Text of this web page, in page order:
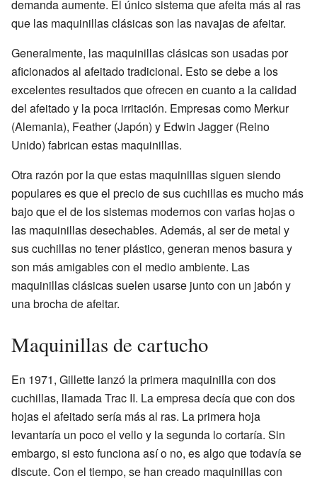
demanda aumente. El único sistema que afeita más al ras
que las maquinillas clásicas son las navajas de afeitar.
Generalmente, las maquinillas clásicas son usadas por
aficionados al afeitado tradicional. Esto se debe a los
excelentes resultados que ofrecen en cuanto a la calidad
del afeitado y la poca irritación. Empresas como Merkur
(Alemania), Feather (Japón) y Edwin Jagger (Reino
Unido) fabrican estas maquinillas.
Otra razón por la que estas maquinillas siguen siendo
populares es que el precio de sus cuchillas es mucho más
bajo que el de los sistemas modernos con varias hojas o
las maquinillas desechables. Además, al ser de metal y
sus cuchillas no tener plástico, generan menos basura y
son más amigables con el medio ambiente. Las
maquinillas clásicas suelen usarse junto con un jabón y
una brocha de afeitar.
Maquinillas de cartucho
En 1971, Gillette lanzó la primera maquinilla con dos
cuchillas, llamada Trac II. La empresa decía que con dos
hojas el afeitado sería más al ras. La primera hoja
levantaría un poco el vello y la segunda lo cortaría. Sin
embargo, si esto funciona así o no, es algo que todavía se
discute. Con el tiempo, se han creado maquinillas con